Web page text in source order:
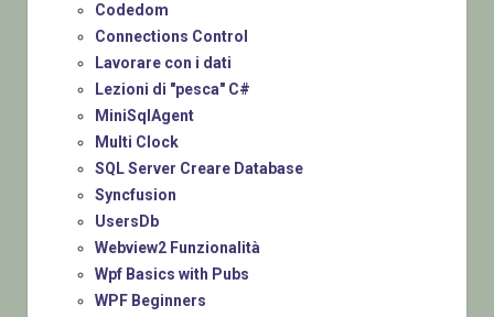
Codedom
Connections Control
Lavorare con i dati
Lezioni di "pesca" C#
MiniSqlAgent
Multi Clock
SQL Server Creare Database
Syncfusion
UsersDb
Webview2 Funzionalità
Wpf Basics with Pubs
WPF Beginners